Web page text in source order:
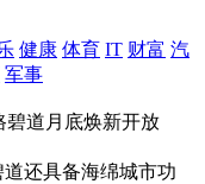
健康 体育 IT 财富 汽
军事
碧道月底焕新开放
还具备海绵城市功